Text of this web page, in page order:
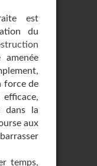
est
du
amenée
force de
dans la
aux
temps,